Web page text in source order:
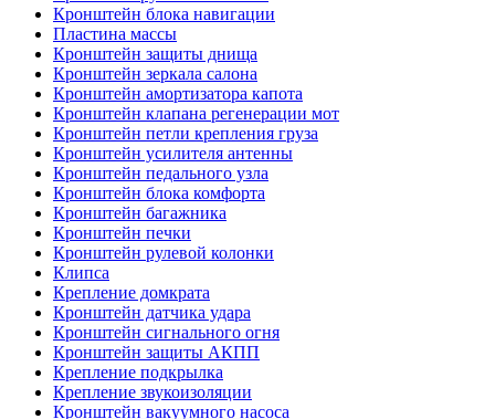
Кронштейн блока навигации
Пластина массы
Кронштейн защиты днища
Кронштейн зеркала салона
Кронштейн амортизатора капота
Кронштейн клапана регенерации мот
Кронштейн петли крепления груза
Кронштейн усилителя антенны
Кронштейн педального узла
Кронштейн блока комфорта
Кронштейн багажника
Кронштейн печки
Кронштейн рулевой колонки
Клипса
Крепление домкрата
Кронштейн датчика удара
Кронштейн сигнального огня
Кронштейн защиты АКПП
Крепление подкрылка
Крепление звукоизоляции
Кронштейн вакуумного насоса